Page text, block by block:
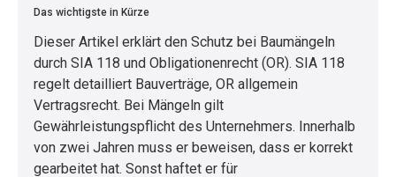
Das wichtigste in Kürze
Dieser Artikel erklärt den Schutz bei Baumängeln
durch SIA 118 und Obligationenrecht (OR). SIA 118
regelt detailliert Bauverträge, OR allgemein
Vertragsrecht. Bei Mängeln gilt
Gewährleistungspflicht des Unternehmers. Innerhalb
von zwei Jahren muss er beweisen, dass er korrekt
gearbeitet hat. Sonst haftet er für